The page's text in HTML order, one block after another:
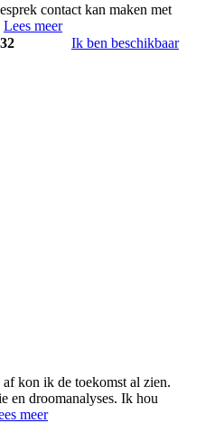
contact kan maken met
Lees meer
Ik ben beschikbaar
kon ik de toekomst al zien.
en droomanalyses. Ik hou
meer